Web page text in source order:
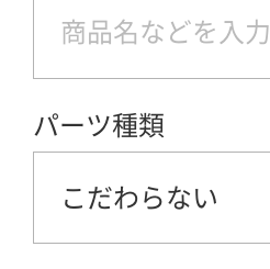
パーツ種類
こだわらない